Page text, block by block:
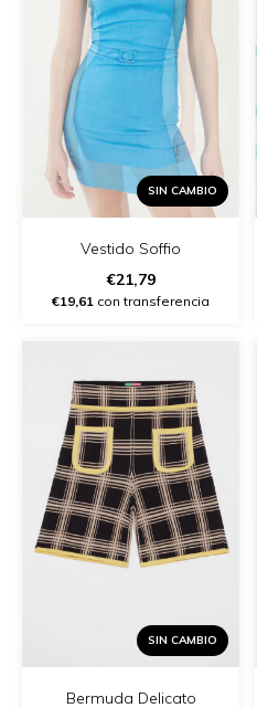
SIN CAMBIO
Vestido Soffio
€21,79
€19,61 con transferencia
SIN CAMBIO
Bermuda Delicato